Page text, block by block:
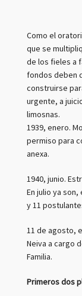
Como el
que se
de los fieles a
fondos deben
construirse
urgente, a
limosnas.
1939, enero.
permiso para
anexa.
1940, junio.
En julio ya
y 11
11 de agosto,
Neiva a cargo
Familia.
Primeros dos